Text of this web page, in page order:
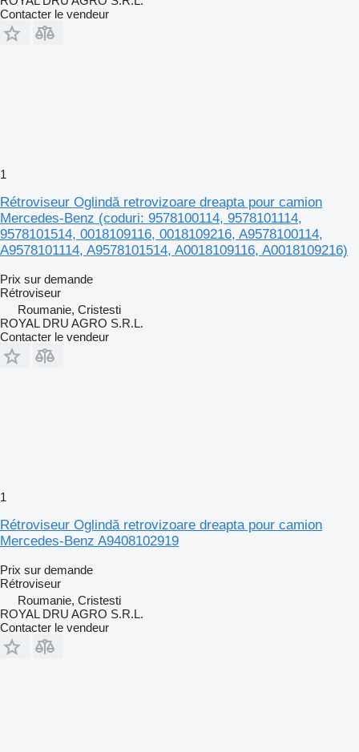
Contacter le vendeur
1
Rétroviseur Oglindă retrovizoare dreapta pour camion
Mercedes-Benz (coduri: 9578100114, 9578101114,
9578101514, 0018109116, 0018109216, A9578100114,
A9578101114, A9578101514, A0018109116, A0018109216)
Prix sur demande
Rétroviseur
Roumanie, Cristesti
ROYAL DRU AGRO S.R.L.
Contacter le vendeur
1
Rétroviseur Oglindă retrovizoare dreapta pour camion
Mercedes-Benz A9408102919
Prix sur demande
Rétroviseur
Roumanie, Cristesti
ROYAL DRU AGRO S.R.L.
Contacter le vendeur